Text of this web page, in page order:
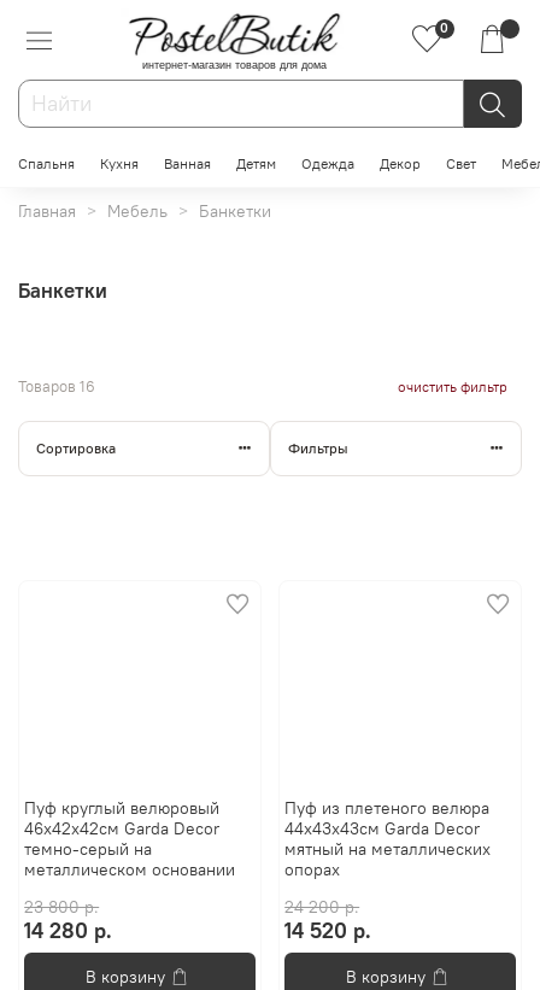
интернет-магазин товаров для дома
0
Спальня Кухня Ванная Детям Одежда Декор Свет
Главная Мебель Банкетки
Банкетки
Товаров 16 очистить фильтр
Сортировка Фильтры
Пуф круглый велюровый
46x42x42см Garda Decor
темно-серый на
металлическом основании
23 800 р.
14 280 р.
В корзину
Пуф из плетеного велюра
44x43x43см Garda Decor
мятный на металлическиx
опораx
24 200 р.
14 520 р.
В корзину